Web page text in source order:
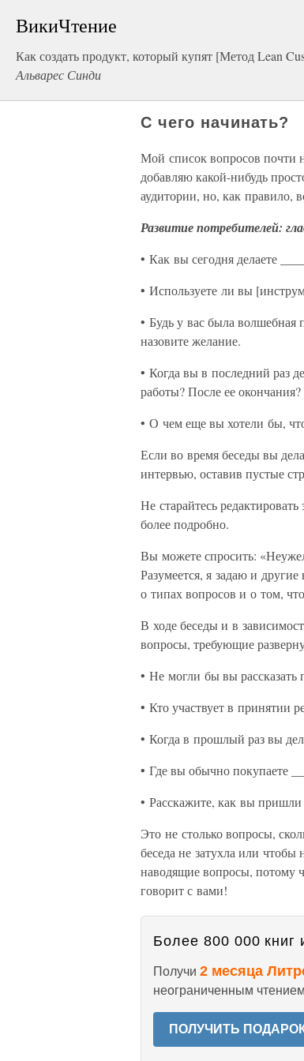
ВикиЧтение
Как создать продукт, который купят [Метод Lean
Альварес Синди
С чего начинать?
Мой список вопросов почти
добавляю какой-нибудь
аудитории, но, как правило,
Развитие потребителей:
• Как вы сегодня делаете
• Используете ли вы
• Будь у вас была
назовите желание.
• Когда вы в последний раз
работы? После ее окончания?
• О чем еще вы хотели бы,
Если во время беседы вы
интервью, оставив пустые
Не старайтесь
более подробно.
Вы можете спросить:
Разумеется, я задаю и
о типах вопросов и о том,
В ходе беседы и в
вопросы, требующие
• Не могли бы вы рассказать
• Кто участвует в принятии
• Когда в прошлый раз вы
• Где вы обычно покупаете
• Расскажите, как вы
Это не столько вопросы,
беседа не затухла или чтобы
наводящие вопросы, потому
говорит с вами!
Более 800 000 книг
Получи 2 месяца
неограниченным чтением
ПОЛУЧИТЬ